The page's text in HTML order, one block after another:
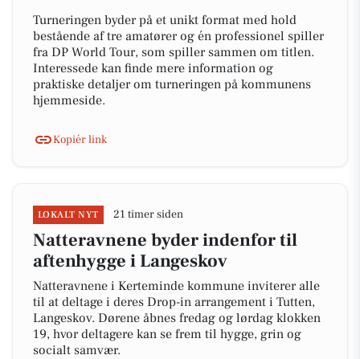
Turneringen byder på et unikt format med hold
bestående af tre amatører og én professionel spiller
fra DP World Tour, som spiller sammen om titlen.
Interessede kan finde mere information og
praktiske detaljer om turneringen på kommunens
hjemmeside.
Kopiér link
LOKALT NYT 21 timer siden
Natteravnene byder indenfor til
aftenhygge i Langeskov
Natteravnene i Kerteminde kommune inviterer alle
til at deltage i deres Drop-in arrangement i Tutten,
Langeskov. Dørene åbnes fredag og lørdag klokken
19, hvor deltagere kan se frem til hygge, grin og
socialt samvær.